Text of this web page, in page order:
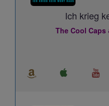
Ich krieg
The Cool Caps